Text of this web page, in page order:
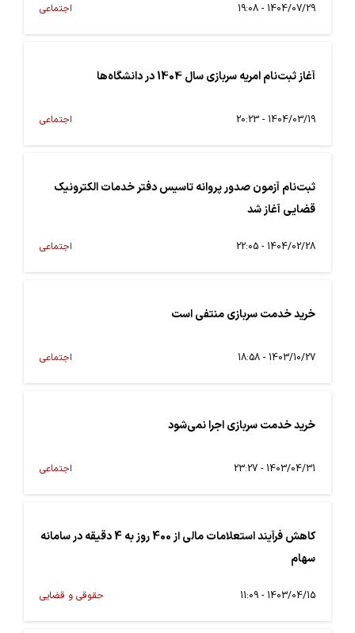
1404/07/29 - 19:08 اجتماعی
آغاز ثبت‌نام امریه سربازی سال 1404 در دانشگاه‌ها
1404/03/19 - 20:23 اجتماعی
ثبت‌نام آزمون صدور پروانه تاسیس دفتر خدمات الکترونیک
قضایی آغاز شد
1404/02/28 - 22:05 اجتماعی
خرید خدمت سربازی منتفی است
1403/10/27 - 18:58 اجتماعی
خرید خدمت سربازی اجرا نمی‌شود
1403/04/31 - 23:27 اجتماعی
کاهش فرآیند استعلامات مالی از 400 روز به 4 دقیقه در سامانه
سهام
1403/04/15 - 11:09 حقوقی و قضایی